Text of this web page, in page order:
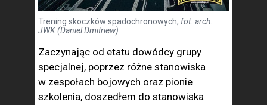
Trening skoczków spadochronowych; fot. arch.
JWK (Daniel Dmitriew)
Zaczynając od etatu dowódcy grupy
specjalnej, poprzez różne stanowiska
w zespołach bojowych oraz pionie
szkolenia, doszedłem do stanowiska